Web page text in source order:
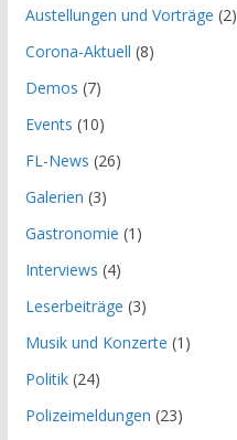
Austellungen und Vorträge (2)
Corona-Aktuell (8)
Demos (7)
Events (10)
FL-News (26)
Galerien (3)
Gastronomie (1)
Interviews (4)
Leserbeiträge (3)
Musik und Konzerte (1)
Politik(24)
Polizeimeldungen (23)